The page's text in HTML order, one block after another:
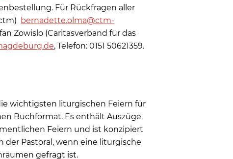
Für Rückfragen aller
bernadette.olma@ctm-
Zowislo (Caritasverband für das
, Telefon: 0151 50621359.
wichtigsten liturgischen Feiern für
Buchformat. Es enthält Auszüge
Feiern und ist konzipiert
Pastoral, wenn eine liturgische
gefragt ist.